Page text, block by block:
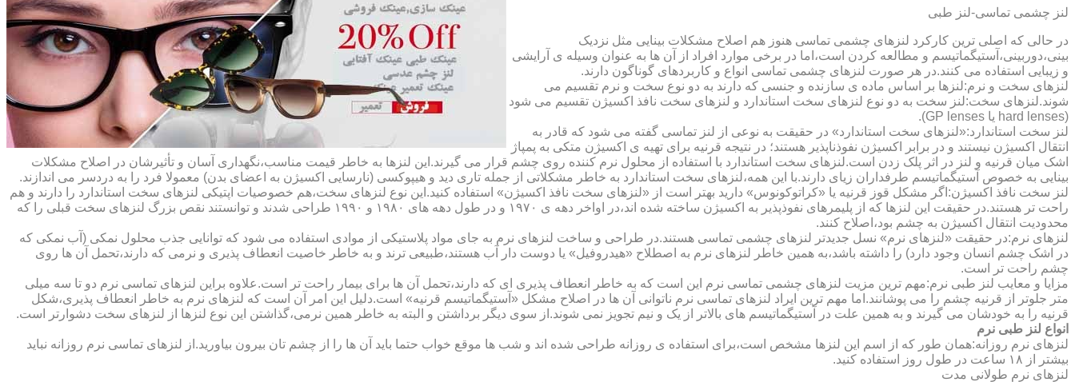
لنز چشمی تماسی-لنز طبی
در حالی که اصلی ترین کارکرد لنزهای چشمی تماسی هنوز هم اصلاح مشکلات بینایی مثل نزدیک
بینی،دوربینی،آستیگماتیسم و مطالعه کردن است،اما در برخی موارد افراد از آن ها به عنوان وسیله ی آرایشی
و زیبایی استفاده می کنند.در هر صورت لنزهای چشمی تماسی انواع و کاربردهای گوناگون دارند.
لنزهای سخت و نرم:لنزها بر اساس ماده ی سازنده و جنسی که دارند به دو نوع سخت و نرم تقسیم می
شوند.لنزهای سخت:لنز سخت به دو نوع لنزهای سخت استاندارد و لنزهای سخت نافذ اکسیژن تقسیم می شود
(hard lenses یا GP lenses).
لنز سخت استاندارد:«لنزهای سخت استاندارد» در حقیقت به نوعی از لنز تماسی گفته می شود که قادر به
انتقال اکسیژن نیستند و در برابر اکسیژن نفوذناپذیر هستند؛ در نتیجه قرنیه برای تهیه ی اکسیژن متکی به پمپاژ
اشک میان قرنیه و لنز در اثر پلک زدن است.لنزهای سخت استاندارد با استفاده از محلول نرم کننده روی چشم قرار می گیرند.این لنزها به خاطر قیمت مناسب،نگهداری آسان و تأثیرشان در اصلاح مشکلات
بینایی به خصوص آستیگماتیسم طرفداران زیای دارند.با این همه،لنزهای سخت استاندارد به خاطر مشکلاتی از جمله تاری دید و هیپوکسی (نارسایی اکسیژن به اعضای بدن) معمولا فرد را به دردسر می اندازند.
لنز سخت نافذ اکسیژن:اگر مشکل قوز قرنیه یا «کراتوکونوس» دارید بهتر است از «لنزهای سخت نافذ اکسیژن» استفاده کنید.این نوع لنزهای سخت،هم خصوصیات اپتیکی لنزهای سخت استاندارد را دارند و هم
راحت تر هستند.در حقیقت این لنزها که از پلیمرهای نفوذپذیر به اکسیژن ساخته شده اند،در اواخر دهه ی ۱۹۷۰ و در طول دهه های ۱۹۸۰ و ۱۹۹۰ طراحی شدند و توانستند نقص بزرگ لنزهای سخت قبلی را که
محدودیت انتقال اکسیژن به چشم بود،اصلاح کنند.
لنزهای نرم:در حقیقت «لنزهای نرم» نسل جدیدتر لنزهای چشمی تماسی هستند.در طراحی و ساخت لنزهای نرم به جای مواد پلاستیکی از موادی استفاده می شود که توانایی جذب محلول نمکی (آب نمکی که
در اشک چشم انسان وجود دارد) را داشته باشد،به همین خاطر لنزهای نرم به اصطلاح «هیدروفیل» یا دوست دار آب هستند،طبیعی ترند و به خاطر خاصیت انعطاف پذیری و نرمی که دارند،تحمل آن ها روی
چشم راحت تر است.
مزایا و معایب لنز طبی نرم:مهم ترین مزیت لنزهای چشمی تماسی نرم این است که به خاطر انعطاف پذیری ای که دارند،تحمل آن ها برای بیمار راحت تر است.علاوه براین لنزهای تماسی نرم دو تا سه میلی
متر جلوتر از قرنیه چشم را می پوشانند.اما مهم ترین ایراد لنزهای تماسی نرم ناتوانی آن ها در اصلاح مشکل «آستیگماتیسم قرنیه» است.دلیل این امر آن است که لنزهای نرم به خاطر انعطاف پذیری،شکل
قرنیه را به خودشان می گیرند و به همین علت در آستیگماتیسم های بالاتر از یک و نیم تجویز نمی شوند.از سوی دیگر برداشتن و البته به خاطر همین نرمی،گذاشتن این نوع لنزها از لنزهای سخت دشوارتر است.
انواع لنز طبی نرم
لنزهای نرم روزانه:همان طور که از اسم این لنزها مشخص است،برای استفاده ی روزانه طراحی شده اند و شب ها موقع خواب حتما باید آن ها را از چشم تان بیرون بیاورید.از لنزهای تماسی نرم روزانه نباید
بیشتر از ۱۸ ساعت در طول روز استفاده کنید.
لنزهای نرم طولانی مدت